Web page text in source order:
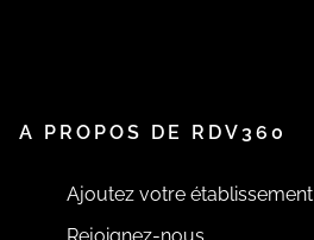
A PROPOS DE RDV360
Ajoutez votre établissement